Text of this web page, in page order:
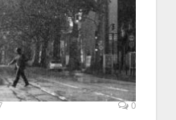
0